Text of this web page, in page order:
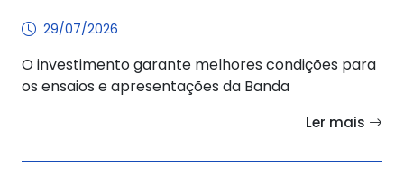
29/07/2026
O investimento garante melhores condições para
os ensaios e apresentações da Banda
Ler mais